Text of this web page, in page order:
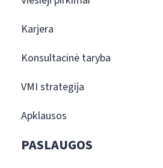
Karjera
Konsultacinė taryba
VMI strategija
Apklausos
PASLAUGOS